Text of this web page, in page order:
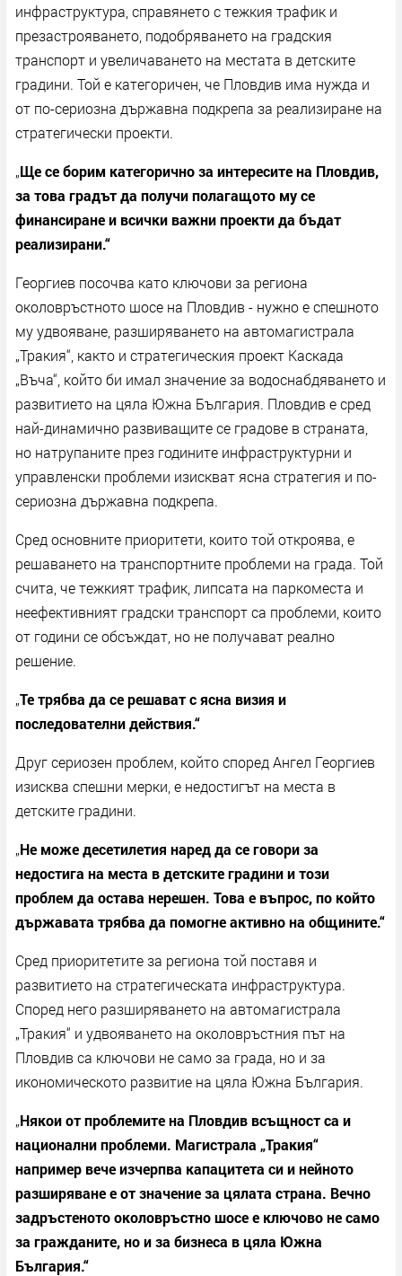
инфраструктура, справянето с тежкия трафик и
презастрояването, подобряването на градския
транспорт и увеличаването на местата в детските
градини. Той е категоричен, че Пловдив има нужда и
от по-сериозна държавна подкрепа за реализиране на
стратегически проекти.
„Ще се борим категорично за интересите на Пловдив,
за това градът да получи полагащото му се
финансиране и всички важни проекти да бъдат
реализирани.“
Георгиев посочва като ключови за региона
околовръстното шосе на Пловдив - нужно е спешното
му удвояване, разширяването на автомагистрала
„Тракия“, както и стратегическия проект Каскада
„Въча“, който би имал значение за водоснабдяването и
развитието на цяла Южна България. Пловдив е сред
най-динамично развиващите се градове в страната,
но натрупаните през годините инфраструктурни и
управленски проблеми изискват ясна стратегия и по-
сериозна държавна подкрепа.
Сред основните приоритети, които той откроява, е
решаването на транспортните проблеми на града. Той
счита, че тежкият трафик, липсата на паркоместа и
неефективният градски транспорт са проблеми, които
от години се обсъждат, но не получават реално
решение.
„Тетрябва да се решават с ясна визия и
последователни действия.“
Друг сериозен проблем, който според Ангел Георгиев
изисква спешни мерки, е недостигът на места в
детските градини.
„Не може десетилетия наред да се говори за
недостига на места в детските градини и този
проблем да остава нерешен. Това е въпрос, по който
държавата трябва да помогне активно на общините.“
Сред приоритетите за региона той поставя и
развитието на стратегическата инфраструктура.
Според него разширяването на автомагистрала
„Тракия“ и удвояването на околовръстния път на
Пловдив са ключови не само за града, но и за
икономическото развитие на цяла Южна България.
„Някои от проблемите на Пловдив всъщност са и
национални проблеми. Магистрала „Тракия“
например вече изчерпва капацитета си и нейното
разширяване е от значение за цялата страна. Вечно
задръстеното околовръстно шосе е ключово не само
за гражданите, но и за бизнеса в цяла Южна
България.“